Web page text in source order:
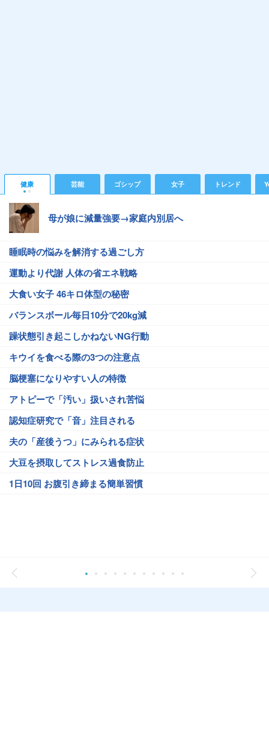
健康 芸能 ゴシップ 女子 トレンド
母が娘に減量強要→家庭内別居へ
睡眠時の悩みを解消する過ごし方
運動より代謝 人体の省エネ戦略
大食い女子 46キロ体型の秘密
バランスボール毎日10分で20kg減
躁状態引き起こしかねないNG行動
キウイを食べる際の3つの注意点
脳梗塞になりやすい人の特徴
アトピーで「汚い」扱いされ苦悩
認知症研究で「音」注目される
夫の「産後うつ」にみられる症状
大豆を摂取してストレス過食防止
1日10回 お腹引き締まる簡単習慣